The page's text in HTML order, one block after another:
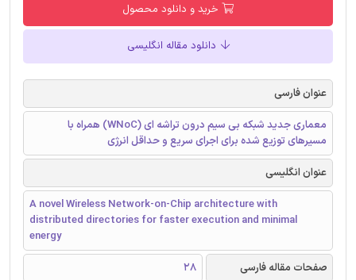
خرید و دانلود محصول
دانلود مقاله انگلیسی
عنوان فارسی
معماری جدید شبکه بی سیم درون تراشه ای (WNoC) همراه با
مسیرهای توزیع شده برای اجرای سریع و حداقل انرژی
عنوان انگلیسی
A novel Wireless Network-on-Chip architecture with
distributed directories for faster execution and minimal
energy
صفحات مقاله فارسی
28